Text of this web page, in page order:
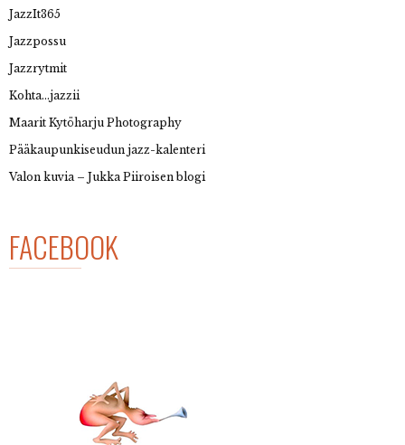
JazzIt365
Jazzpossu
Jazzrytmit
Kohta…jazzii
Maarit Kytöharju Photography
Pääkaupunkiseudun jazz-kalenteri
Valon kuvia – Jukka Piiroisen blogi
FACEBOOK